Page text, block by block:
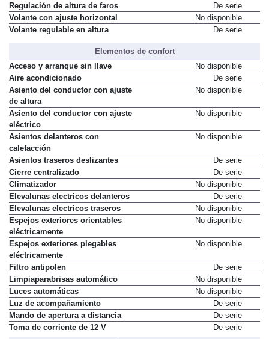
Regulación de altura de faros
De serie
Volante con ajuste horizontal
No disponible
Volante regulable en altura
De serie
Elementos de confort
Acceso y arranque sin llave
No disponible
Aire acondicionado
De serie
Asiento del conductor con ajuste
de altura
No disponible
Asiento del conductor con ajuste
eléctrico
No disponible
Asientos delanteros con
calefacción
No disponible
Asientos traseros deslizantes
De serie
Cierre centralizado
De serie
Climatizador
No disponible
Elevalunas electricos delanteros
De serie
Elevalunas electricos traseros
No disponible
Espejos exteriores orientables
eléctricamente
No disponible
Espejos exteriores plegables
eléctricamente
No disponible
Filtro antipolen
De serie
Limpiaparabrisas automático
No disponible
Luces automáticas
No disponible
Luz de acompañamiento
De serie
Mando de apertura a distancia
De serie
Toma de corriente de 12 V
De serie